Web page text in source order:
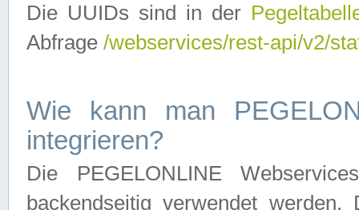
Die UUIDs sind in der
Abfrage /webservices/rest-api/v2/
Wie kann man
integrieren?
Die PEGELONLINE
backendseitig verwendet